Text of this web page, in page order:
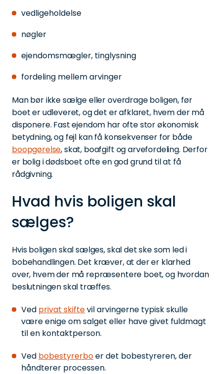
vedligeholdelse
nøgler
ejendomsmægler, tinglysning
fordeling mellem arvinger
Man bør ikke sælge eller overdrage boligen, før
boet er udleveret, og det er afklaret, hvem der må
disponere. Fast ejendom har ofte stor økonomisk
betydning, og fejl kan få konsekvenser for både
boopgørelse, skat, boafgift og arvefordeling. Derfor
er bolig i dødsboet ofte en god grund til at få
rådgivning.
Hvad hvis boligen skal
sælges?
Hvis boligen skal sælges, skal det ske som led i
bobehandlingen. Det kræver, at der er klarhed
over, hvem der må repræsentere boet, og hvordan
beslutningen skal træffes.
Ved privat skiftevil arvingerne typisk skulle
være enige om salget eller have givet fuldmagt
til en kontaktperson.
Ved bobestyrerboer det bobestyreren, der
håndterer processen.